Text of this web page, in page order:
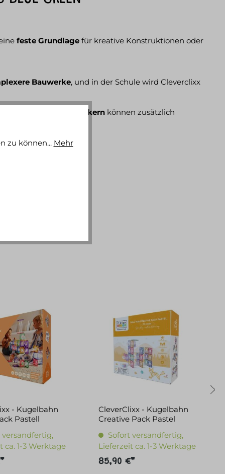
feste Grundlage für kreative Konstruktionen oder
Bauwerke, und in der Schule wird Cleverclixx
abwaschbaren Markern können zusätzlich
- Kugelbahn
Pastell
versandfertig,
ca. 1-3 Werktage
CleverClixx - Kugelbahn
Creative Pack Pastel
Sofort versandfertig,
Lieferzeit ca. 1-3 Werktage
85,90 €*
zu können... Mehr